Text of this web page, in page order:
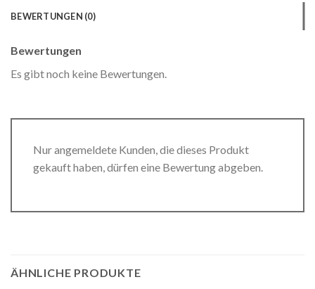
BEWERTUNGEN (0)
Bewertungen
Es gibt noch keine Bewertungen.
Nur angemeldete Kunden, die dieses Produkt
gekauft haben, dürfen eine Bewertung abgeben.
ÄHNLICHE PRODUKTE